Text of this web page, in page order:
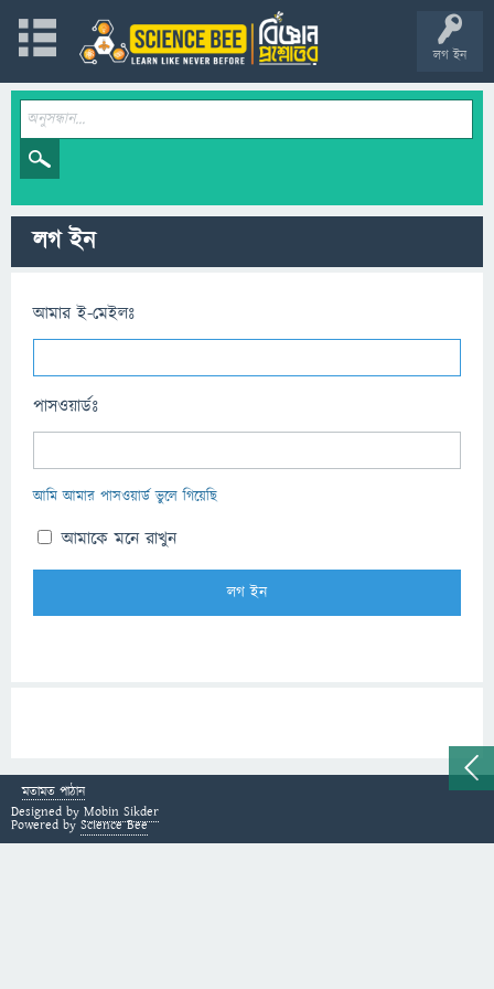
লগ ইন
লগ ইন
আমার ই-মেইলঃ
পাসওয়ার্ডঃ
আমি আমার পাসওয়ার্ড ভুলে গিয়েছি
আমাকে মনে রাখুন
মতামত পাঠান
Designed by Mobin Sikder
Powered by Science Bee